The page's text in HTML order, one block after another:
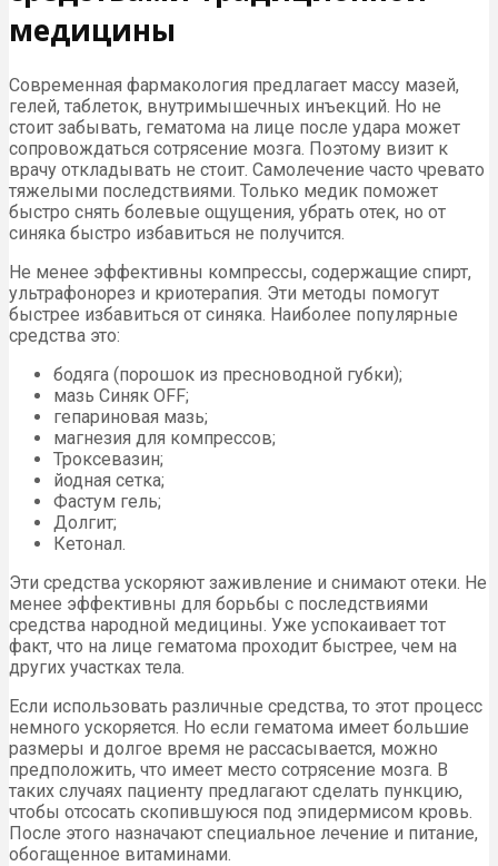
медицины
Современная фармакология предлагает массу мазей,
гелей, таблеток, внутримышечных инъекций. Но не
стоит забывать, гематома на лице после удара может
сопровождаться сотрясение мозга. Поэтому визит к
врачу откладывать не стоит. Самолечение часто чревато
тяжелыми последствиями. Только медик поможет
быстро снять болевые ощущения, убрать отек, но от
синяка быстро избавиться не получится.
Не менее эффективны компрессы, содержащие спирт,
ультрафонорез и криотерапия. Эти методы помогут
быстрее избавиться от синяка. Наиболее популярные
средства это:
бодяга (порошок из пресноводной губки);
мазь Синяк OFF;
гепариновая мазь;
магнезия для компрессов;
Троксевазин;
йодная сетка;
Фастум гель;
Долгит;
Кетонал.
Эти средства ускоряют заживление и снимают отеки. Не
менее эффективны для борьбы с последствиями
средства народной медицины. Уже успокаивает тот
факт, что на лице гематома проходит быстрее, чем на
других участках тела.
Если использовать различные средства, то этот процесс
немного ускоряется. Но если гематома имеет большие
размеры и долгое время не рассасывается, можно
предположить, что имеет место сотрясение мозга. В
таких случаях пациенту предлагают сделать пункцию,
чтобы отсосать скопившуюся под эпидермисом кровь.
После этого назначают специальное лечение и питание,
обогащенное витаминами.